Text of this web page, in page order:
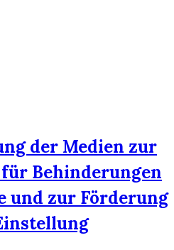
der Medien zur
Behinderungen
und zur Förderung